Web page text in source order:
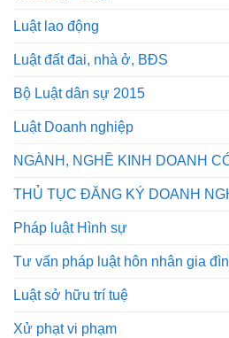
Luật lao động
Luật đất đai, nhà ở, BĐS
Bộ Luật dân sự 2015
Luật Doanh nghiệp
NGÀNH, NGHỀ KINH DOANH
THỦ TỤC ĐĂNG KÝ DOANH
Pháp luật Hình sự
Tư vấn pháp luật hôn nhân gia
Luật sở hữu trí tuệ
Xử phạt vi phạm